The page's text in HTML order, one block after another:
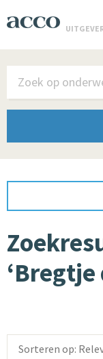
‘Bregtje
Sorteren op: